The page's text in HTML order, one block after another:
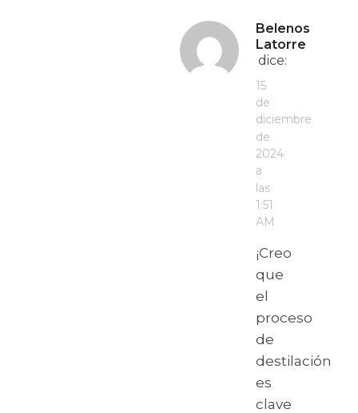
Belenos
Latorre
dice:
15
de
diciembre
de
2024
a
las
1:51
AM
¡Creo
que
el
proceso
de
destilación
es
clave